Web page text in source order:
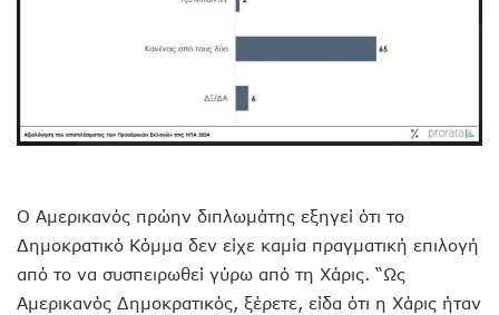
Ο Αμερικανός πρώην διπλωμάτης εξηγεί ότι το
Δημοκρατικό Κόμμα δεν είχε καμία πραγματική επιλογή
από το να συσπειρωθεί γύρω από τη Χάρις. “Ως
Αμερικανός Δημοκρατικός, ξέρετε, είδα ότι η Χάρις ήταν